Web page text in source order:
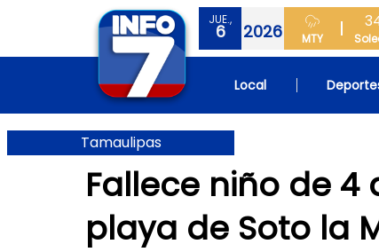
JUE.,
6 2026 MTY
Local
Tamaulipas
Fallece niño de
playa de Soto la